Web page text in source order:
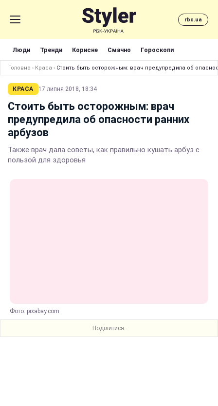
rbc.ua
Люди Тренди Корисне Смачно Гороскопи
Головна › Краса › Стоить быть осторожным: врач предупредила об
КРАСА 17 липня 2018, 18:34
Стоить быть осторожным: врач
предупредила об опасности ранних
арбузов
Также врач дала советы, как правильно кушать арбуз с
пользой для здоровья
Фото: pixabay.com
Поділитися: